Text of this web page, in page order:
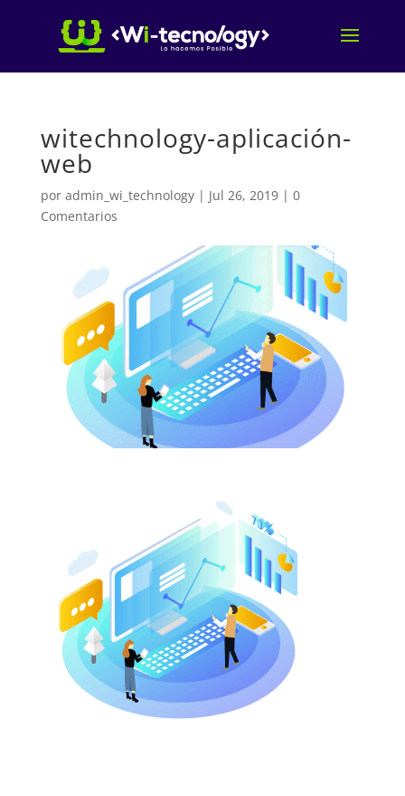
witechnology-aplicación-
web
por admin_wi_technology| Jul 26, 2019| 0
Comentarios